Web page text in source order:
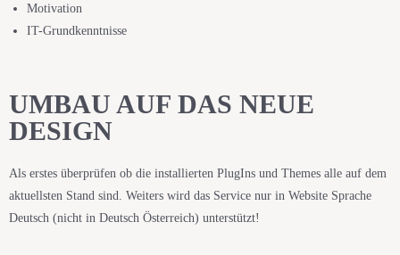
Motivation
IT-Grundkenntnisse
UMBAU AUF DAS NEUE
DESIGN
Als erstes überprüfen ob die installierten PlugIns und Themes alle auf dem
aktuellsten Stand sind. Weiters wird das Service nur in Website Sprache
Deutsch (nicht in Deutsch Österreich) unterstützt!